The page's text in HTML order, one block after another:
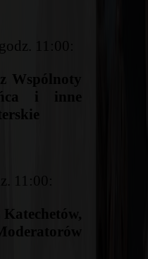
11:00:
Wspólnoty
i inne
11:00: